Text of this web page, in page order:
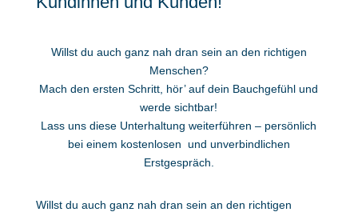
Willst du auch ganz nah dran sein an den richtigen
Menschen?
Mach den ersten Schritt, hör’ auf dein Bauchgefühl und
werde sichtbar!
Lass uns diese Unterhaltung weiterführen – persönlich
bei einem kostenlosen und unverbindlichen
Erstgespräch.
Willst du auch ganz nah dran sein an den richtigen